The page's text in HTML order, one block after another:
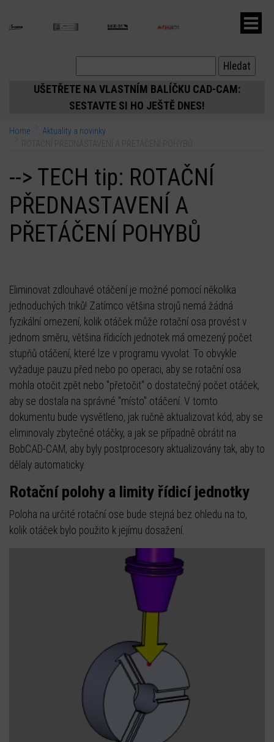
UŠETŘETE NA VLASTNÍM BALÍČKU CAD-CAM:
SESTAVTE SI HO JEŠTĚ DNES!
Home
Aktuality a novinky
--> TECH tip: ROTAČNÍ
PŘEDNASTAVENÍ A
PŘETÁČENÍ POHYBŮ
Eliminovat zdlouhavé otáčení je možné pomocí několika
jednoduchých triků! Zatímco většina strojů nemá žádná
fyzikální omezení, kolik otáček může rotační osa provést v
jednom směru, většina řídicích jednotek má omezený počet
stupňů otáčení, které lze v programu vyvolat. To obvykle
vyžaduje pauzu před nebo po operaci, aby se rotační osa
mohla otočit zpět nebo "přetočit" o dostatečný počet otáček,
aby se dostala na správné "místo" otáčení. V tomto
dokumentu bude vysvětleno, jak ručně aktualizovat kód, aby se
eliminovaly zbytečné otáčky, a jak se případně obrátit na
BobCAD-CAM, aby byly postprocesory aktualizovány tak, aby to
dělaly automaticky.
Rotační polohy a limity řídicí jednotky
Poloha na určité rotační ose bude stejná bez ohledu na to,
kolik otáček bylo použito k jejímu dosažení.